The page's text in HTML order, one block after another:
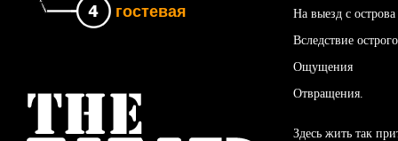
гостевая
Группа The UNB
На выезд с острова
Вследствие острого
Ощущения
Отвращения.
Здесь жить так